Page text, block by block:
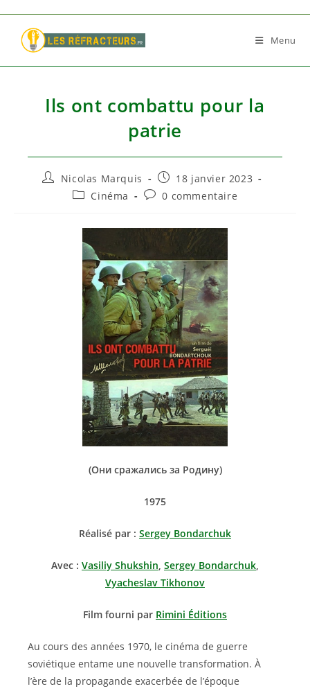
content
Menu
Ils ont combattu pour la
patrie
Auteur/autrice
Nicolas Marquis
Publication
publiée :
18 janvier 2023
PostCinéma
Commentaires
publication :
0 commentaire
(Они сражались за Родину)
1975
Réalisé par : Sergey Bondarchuk
Avec : Vasiliy Shukshin, Sergey Bondarchuk,
Vyacheslav Tikhonov
Film fourni par Rimini Éditions
Au cours des années 1970, le cinéma de guerre
soviétique entame une nouvelle transformation. À
l’ère de la propagande exacerbée de l’époque